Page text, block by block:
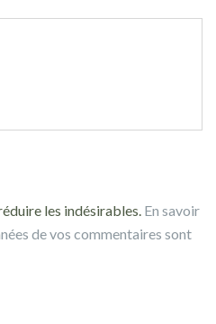
les indésirables. En savoir
de vos commentaires sont